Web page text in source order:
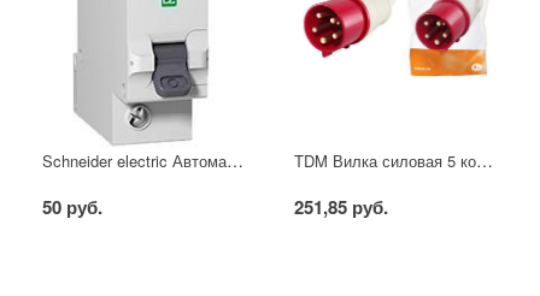
Schneider electric Автоматический выключатель 1/40А
50 руб.
TDM Вилка силовая 5 контактов 16А 380В IP44
251,85 руб.